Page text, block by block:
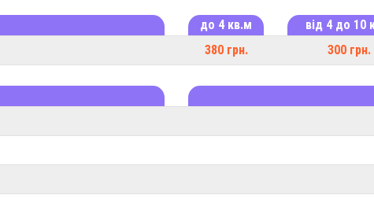
до 4 кв.м від 4 до 10
380 грн.
300 грн.